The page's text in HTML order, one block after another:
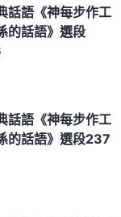
話語《神每步作工
的話語》選段
話語《神每步作工
的話語》選段237